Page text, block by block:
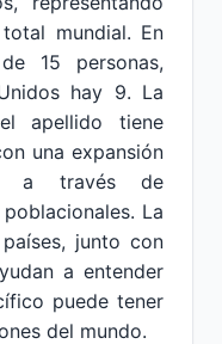
mundial. En
15 personas,
hay 9. La
apellido tiene
una expansión
a través de
La
junto con
a entender
puede tener
del mundo.